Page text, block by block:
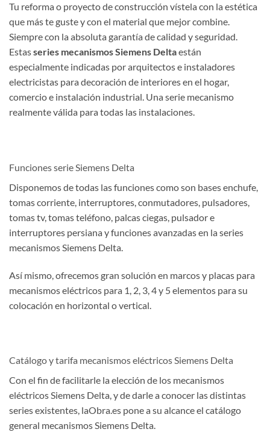
Tu reforma o proyecto de construcción vístela con la estética
que más te guste y con el material que mejor combine.
Siempre con la absoluta garantía de calidad y seguridad.
Estasseries mecanismos Siemens Deltaestán
especialmente indicadas por arquitectos e instaladores
electricistas para decoración de interiores en el hogar,
comercio e instalación industrial. Una serie mecanismo
realmente válida para todas las instalaciones.
Funciones serie Siemens Delta
Disponemos de todas las funciones como son bases enchufe,
tomas corriente, interruptores, conmutadores, pulsadores,
tomas tv, tomas teléfono, palcas ciegas, pulsador e
interruptores persiana y funciones avanzadas en la series
mecanismos Siemens Delta.
Así mismo, ofrecemos gran solución en marcos y placas para
mecanismos eléctricos para 1, 2, 3, 4 y 5 elementos para su
colocación en horizontal o vertical.
Catálogo y tarifa mecanismos eléctricos Siemens Delta
Con el fin de facilitarle la elección de los mecanismos
eléctricos Siemens Delta, y de darle a conocer las distintas
series existentes, laObra.es pone a su alcance el catálogo
general mecanismos Siemens Delta.